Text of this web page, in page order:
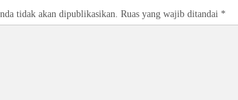
tidak akan dipublikasikan. Ruas yang wajib ditandai *